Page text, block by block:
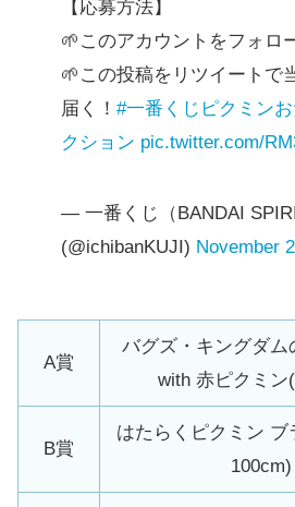
【応募方法】
🌱このアカウントをフォロ
🌱この投稿をリツイートで
届く！ #一番くじピクミン
クション pic.twitter.com/
— 一番くじ（BANDAI
(@ichibanKUJI) November
A賞
バグズ・キングダム
with 赤ピクミン
B賞
はたらくピクミン ブ
100cm)